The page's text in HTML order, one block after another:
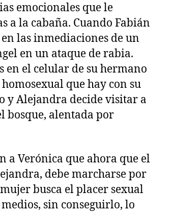
emocionales que le
a la cabaña. Cuando Fabián
las inmediaciones de un
en un ataque de rabia.
en el celular de su hermano
que hay con su
y Alejandra decide visitar a
bosque, alentada por
a Verónica que ahora que el
debe marcharse por
busca el placer sexual
sin conseguirlo, lo